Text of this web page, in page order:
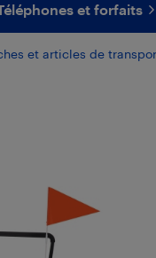
et forfaits
et articles de